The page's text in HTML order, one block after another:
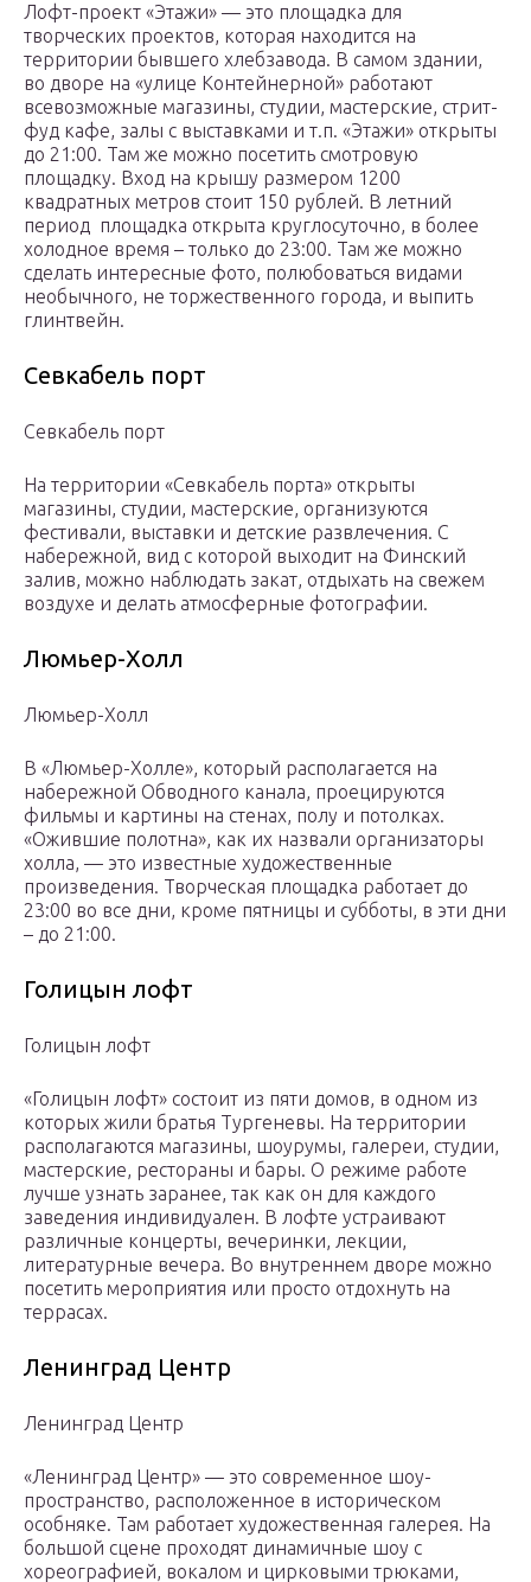
Лофт-проект «Этажи» — это площадка для
творческих проектов, которая находится на
территории бывшего хлебзавода. В самом здании,
во дворе на «улице Контейнерной» работают
всевозможные магазины, студии, мастерские, стрит-
фуд кафе, залы с выставками и т.п. «Этажи» открыты
до 21:00. Там же можно посетить смотровую
площадку. Вход на крышу размером 1200
квадратных метров стоит 150 рублей. В летний
период площадка открыта круглосуточно, в более
холодное время – только до 23:00. Там же можно
сделать интересные фото, полюбоваться видами
необычного, не торжественного города, и выпить
глинтвейн.
Севкабель порт
Севкабель порт
На территории «Севкабель порта» открыты
магазины, студии, мастерские, организуются
фестивали, выставки и детские развлечения. С
набережной, вид с которой выходит на Финский
залив, можно наблюдать закат, отдыхать на свежем
воздухе и делать атмосферные фотографии.
Люмьер-Холл
Люмьер-Холл
В «Люмьер-Холле», который располагается на
набережной Обводного канала, проецируются
фильмы и картины на стенах, полу и потолках.
«Ожившие полотна», как их назвали организаторы
холла, — это известные художественные
произведения. Творческая площадка работает до
23:00 во все дни, кроме пятницы и субботы, в эти дни
– до 21:00.
Голицын лофт
Голицын лофт
«Голицын лофт» состоит из пяти домов, в одном из
которых жили братья Тургеневы. На территории
располагаются магазины, шоурумы, галереи, студии,
мастерские, рестораны и бары. О режиме работе
лучше узнать заранее, так как он для каждого
заведения индивидуален. В лофте устраивают
различные концерты, вечеринки, лекции,
литературные вечера. Во внутреннем дворе можно
посетить мероприятия или просто отдохнуть на
террасах.
Ленинград Центр
Ленинград Центр
«Ленинград Центр» — это современное шоу-
пространство, расположенное в историческом
особняке. Там работает художественная галерея. На
большой сцене проходят динамичные шоу с
хореографией, вокалом и цирковыми трюками,